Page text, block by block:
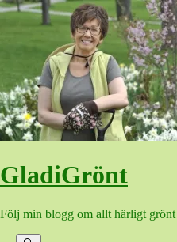
Hoppa
GladiGrönt
Följ min blogg om allt härligt